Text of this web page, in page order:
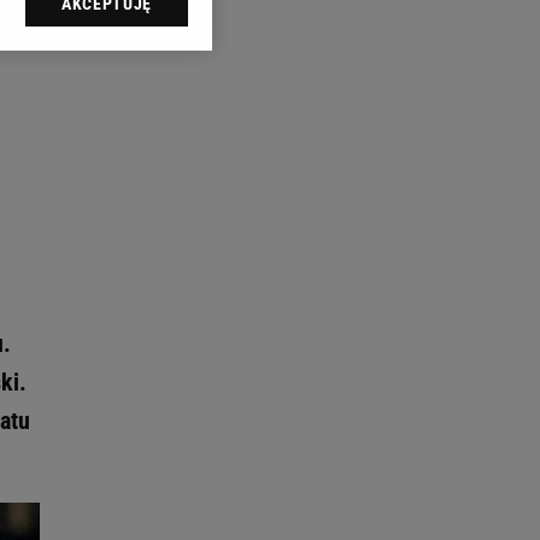
sp. z o.o., jej
swoje preferencje
celów identyfikacji.
reklam i treści,